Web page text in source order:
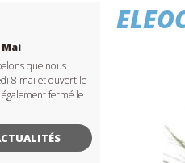
que nous
8 mai et ouvert le
fermé le